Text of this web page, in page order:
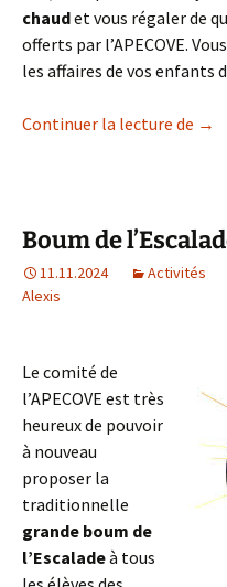
chaudet vous régaler de
offerts par l’APECOVE.
les affaires de vos enfants
Continuer la lecture de →
Boum de
11.11.2024 Activités
Alexis
Le comité de
l’APECOVE est très
heureux de pouvoir
à nouveau
proposer la
traditionnelle
grande boum de
l’Escaladeà tous